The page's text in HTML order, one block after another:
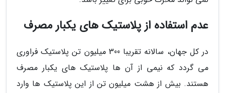
عدم استفاده از پلاستیک های یکبار مصرف
در کل جهان، سالانه تقریبا 300 میلیون تن پلاستیک فراوری
می گردد که نیمی از آن ها پلاستیک های یکبار مصرف
هستند. بیش از هشت میلیون تن از این پلاستیک ها وارد